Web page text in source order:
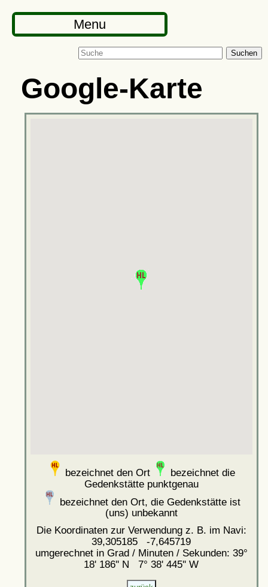
Menu
Suchen
Google-Karte
bezeichnet den Ort
bezeichnet die
Gedenkstätte punktgenau
bezeichnet den Ort, die Gedenkstätte ist
(uns) unbekannt
Die Koordinaten zur Verwendung z. B. im Navi:
39,305185 -7,645719
umgerechnet in Grad / Minuten / Sekunden: 39°
18' 186'' N 7° 38' 445'' W